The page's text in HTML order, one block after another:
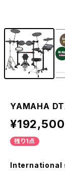
YAMAHA
¥192,500
残り1点
International